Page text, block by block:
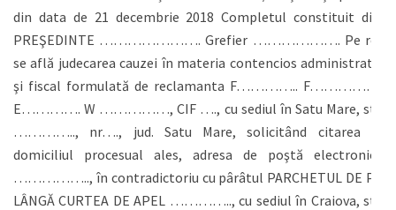
din data de 21 decembrie 2018 Completul constituit din:
PREŞEDINTE …………………. Grefier ………………. Pe rol
se află judecarea cauzei în materia contencios administrativ
şi fiscal formulată de reclamanta F………….. F…………….
E…………. W ……………, CIF …., cu sediul în Satu Mare, str.
………….., nr…., jud. Satu Mare, solicitând citarea la
domiciliul procesual ales, adresa de poştă electronică
…………….., în contradictoriu cu pârâtul PARCHETUL DE PE
LÂNGĂ CURTEA DE APEL ………….., cu sediul în Craiova, str.